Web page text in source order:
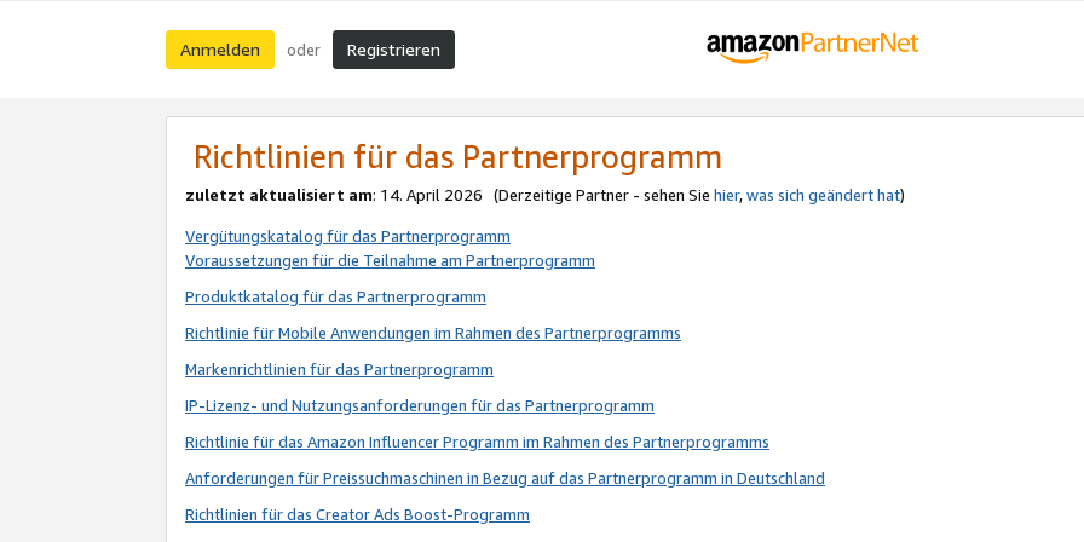
Anmelden oder Registrieren
Richtlinien für das Partnerprogramm
zuletzt aktualisiert am: 14. April 2026 (Derzeitige Partner - sehen Sie hier,was sich geändert hat)
Vergütungskatalog für das Partnerprogramm
Voraussetzungen für die Teilnahme am Partnerprogramm
Produktkatalog für das Partnerprogramm
Richtlinie für Mobile Anwendungen im Rahmen des Partnerprogramms
Markenrichtlinien für das Partnerprogramm
IP-Lizenz- und Nutzungsanforderungen für das Partnerprogramm
Richtlinie für das Amazon Influencer Programm im Rahmen des Partnerprogramms
Anforderungen für Preissuchmaschinen in Bezug auf das Partnerprogramm in Deutschland
Richtlinien für das Creator Ads Boost-Programm